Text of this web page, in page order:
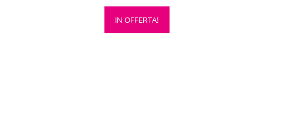
IN OFFERTA!
Questo
prodotto